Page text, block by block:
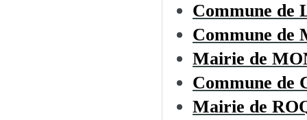
Commune
Commune de
Mairie de
Commune de
Mairie de